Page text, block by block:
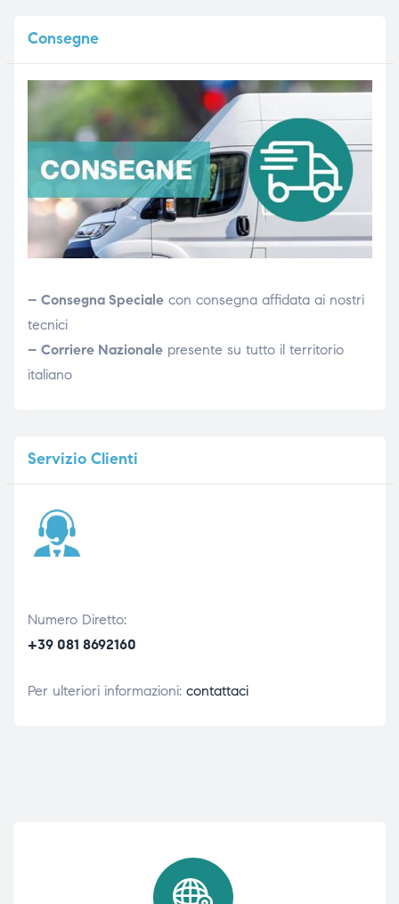
Consegne
– Consegna Specialecon consegna affidata ai nostri
tecnici
– Corriere Nazionalepresente su tutto il territorio
italiano
ServizioClienti
Numero Diretto:
+39 081 8692160
Per ulteriori informazioni: contattaci